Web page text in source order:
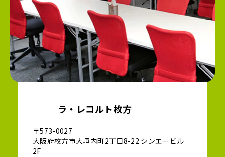
ラ・レコルト枚方
〒573-0027
大阪府枚方市大垣内町2丁目8-22 シンエービル
2F